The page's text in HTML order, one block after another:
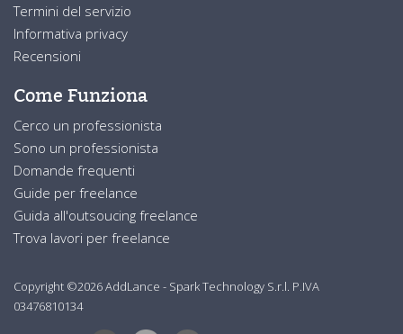
Termini del servizio
Informativa privacy
Recensioni
Come Funziona
Cerco un professionista
Sono un professionista
Domande frequenti
Guide per freelance
Guida all'outsoucing freelance
Trova lavori per freelance
Copyright ©2026 AddLance - Spark Technology S.r.l. P.IVA
03476810134